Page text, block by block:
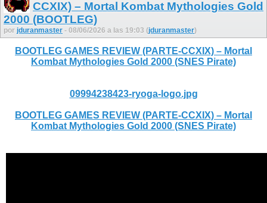
CCXIX) – Mortal Kombat Mythologies Gold
2000 (BOOTLEG)
por jduranmaster - 08/06/2026 a las 19:03 (jduranmaster)
BOOTLEG GAMES REVIEW (PARTE-CCXIX) – Mortal
Kombat Mythologies Gold 2000 (SNES Pirate)
09994238423-ryoga-logo.jpg
BOOTLEG GAMES REVIEW (PARTE-CCXIX) – Mortal
Kombat Mythologies Gold 2000 (SNES Pirate)